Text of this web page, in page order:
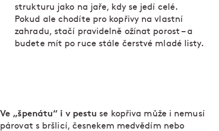
strukturu jako na jaře, kdy se jedí celé.
Pokud ale chodíte pro kopřivy na vlastní
zahradu, stačí pravidelně ožínat porost – a
budete mít po ruce stále čerstvé mladé listy.
Ve „špenátu“ i v pestu se kopřiva může i nemusí
párovat s bršlicí, česnekem medvědím nebo